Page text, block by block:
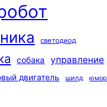
светодиод
собака управление
двигатель шилд юмор